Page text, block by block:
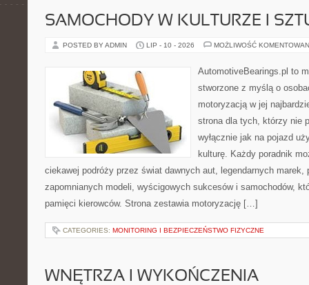
SAMOCHODY W KULTURZE I
POSTED BY ADMIN LIP - 10 - 2026 MOŻLIWOŚĆ
AutomotiveBearings.pl to
stworzone z myślą o
motoryzacją w jej
strona dla tych, którzy nie
wyłącznie jak na pojazd
kulturę. Każdy poradnik
ciekawej podróży przez świat dawnych aut, legendarnych marek,
zapomnianych modeli, wyścigowych sukcesów i samochodów,
pamięci kierowców. Strona zestawia motoryzację […]
CATEGORIES: MONITORING I BEZPIECZEŃSTWO FIZYCZNE
WNĘTRZA I WYKOŃCZENIA